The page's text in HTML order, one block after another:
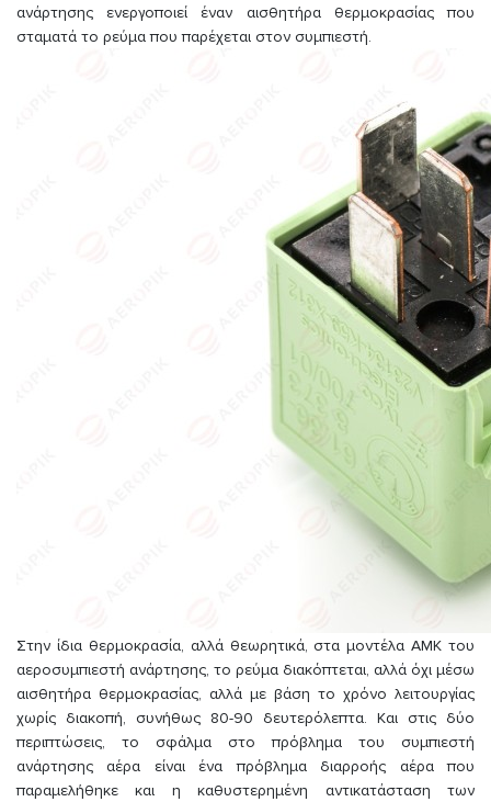
ανάρτησης ενεργοποιεί έναν αισθητήρα θερμοκρασίας που
σταματά το ρεύμα που παρέχεται στον συμπιεστή.
Στην ίδια θερμοκρασία, αλλά θεωρητικά, στα μοντέλα AMK του
αεροσυμπιεστή ανάρτησης, το ρεύμα διακόπτεται, αλλά όχι μέσω
αισθητήρα θερμοκρασίας, αλλά με βάση το χρόνο λειτουργίας
χωρίς διακοπή, συνήθως 80-90 δευτερόλεπτα. Και στις δύο
περιπτώσεις, το σφάλμα στο πρόβλημα του συμπιεστή
ανάρτησης αέρα είναι ένα πρόβλημα διαρροής αέρα που
παραμελήθηκε και η καθυστερημένη αντικατάσταση των